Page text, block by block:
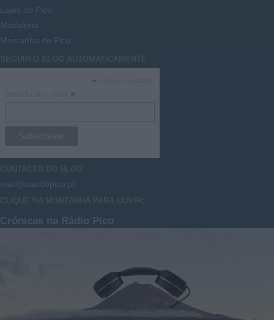
Lajes do Pico
Madalena
Montanha do Pico
SEGUIR O BLOG AUTOMATICAMENTE
*
*
CONTACTO DO BLOG
mail@caisdopico.pt
CLIQUE NA MONTANHA PARA OUVIR:
Crónicas na Rádio Pico